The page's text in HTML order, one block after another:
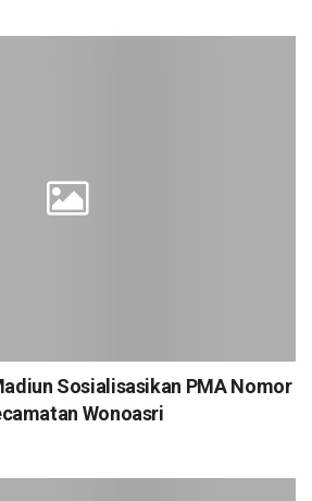
Sosialisasikan PMA Nomor
Wonoasri